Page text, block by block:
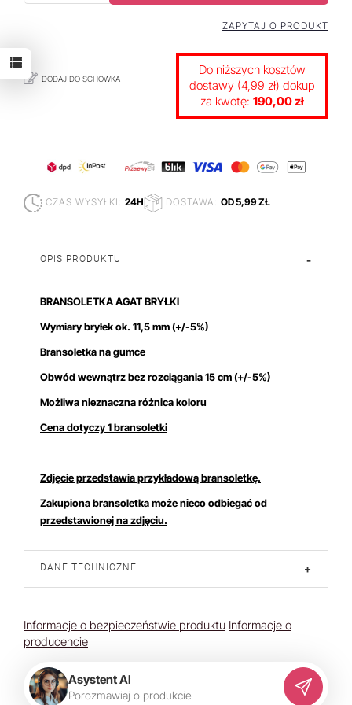
DODAJ DO SCHOWKA
ZAPYTAJ O PRODUKT
Do niższych kosztów
dostawy (4,99 zł) dokup
za kwotę: 190,00 zł
CZAS WYSYŁKI: 24H DOSTAWA: OD 5,99 ZŁ
OPIS PRODUKTU -
BRANSOLETKA AGAT BRYŁKI
Wymiary bryłek ok. 11,5mm (+/-5%)
Bransoletka na gumce
Obwód wewnątrz bez rozciągania 15 cm (+/-5%)
Możliwa nieznaczna różnica koloru
Cena dotyczy 1 bransoletki
Zdjęcie przedstawia przykładową bransoletkę.
Zakupiona bransoletka może nieco odbiegać od
przedstawionej na zdjęciu.
DANE TECHNICZNE +
Informacje o bezpieczeństwie produktu Informacje o
producencie
Asystent AI
Porozmawiaj o produkcie